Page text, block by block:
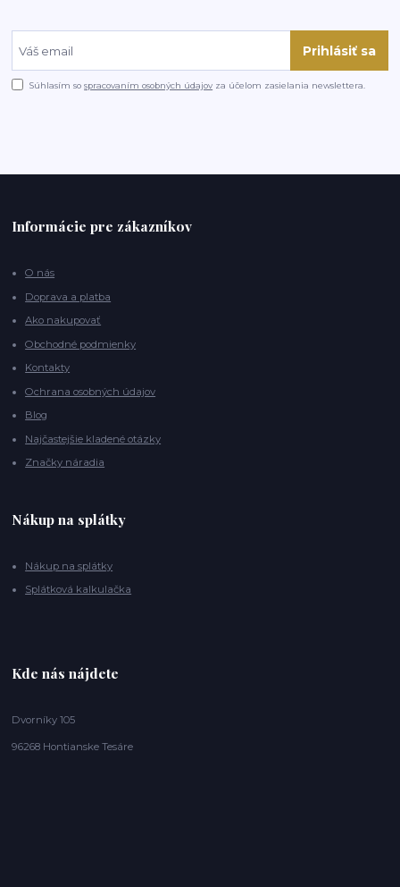
Prihlásiť sa
Súhlasím sospracovaním osobných údajov za účelom zasielania newslettera.
Informácie pre zákazníkov
O nás
Doprava a platba
Ako nakupovať
Obchodné podmienky
Kontakty
Ochrana osobných údajov
Blog
Najčastejšie kladené otázky
Značky náradia
Nákup na splátky
Nákup na splátky
Splátková kalkulačka
Kde nás nájdete
Dvorníky 105
96268 Hontianske Tesáre